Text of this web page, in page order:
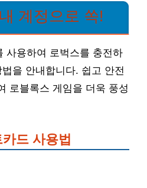
계정으로 쏙!
사용하여 로벅스를 충전하
을 안내합니다. 쉽고 안전
로블록스 게임을 더욱 풍성
드 사용법